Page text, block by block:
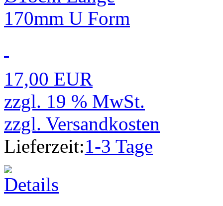
17,00 EUR
zzgl. 19 % MwSt.
zzgl. Versandkosten
Lieferzeit:1-3 Tage